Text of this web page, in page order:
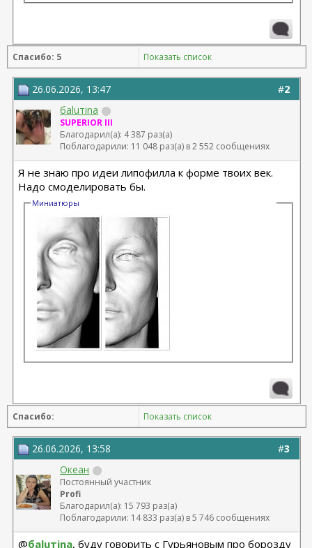
Спасибо: 5 Показать список
#2
26.06.2026, 13:47
баluтina
SUPERIOR III
Благодарил(а): 4 387 раз(а)
Поблагодарили: 11 048 раз(а) в 2 552 сообщениях
Я не знаю про идеи липофилла к форме твоих век.
Надо смоделировать бы.
Миниатюры
Спасибо: Показать список
#3
26.06.2026, 13:58
Океан
Постоянный участник
Profi
Благодарил(а): 15 793 раз(а)
Поблагодарили: 14 833 раз(а) в 5 746 сообщениях
@баluтina, буду говорить с Гурьяновым про борозду